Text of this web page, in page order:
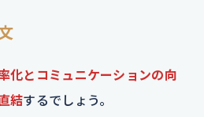
化とコミュニケーションの向
結するでしょう。